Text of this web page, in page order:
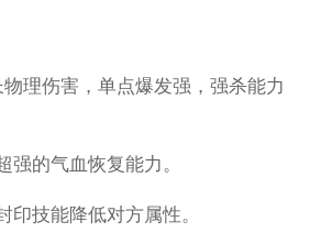
理伤害，单点爆发强，强杀能力
强的气血恢复能力。
印技能降低对方属性。